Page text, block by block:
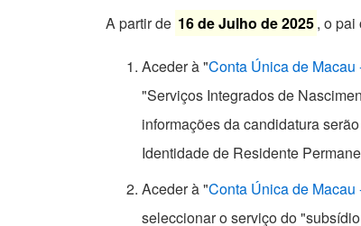
A partir de 16 de Julho de 2025, o pai
Aceder à "Conta Única de
"Serviços Integrados de
informações da candidatura
Identidade de Residente
Aceder à "Conta Única de
seleccionar o serviço do